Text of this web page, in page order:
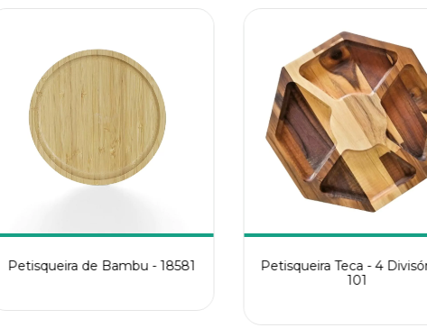
Petisqueira de Bambu - 18581
Petisqueira Teca - 4
101